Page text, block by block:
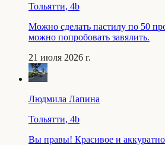
Тольятти, 4b
Можно сделать пастилу по 50
можно попробовать завялить.
21 июля 2026 г.
Людмила Лапина
Тольятти, 4b
Вы правы! Красивое и